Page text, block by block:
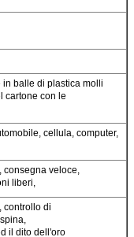
in balle di plastica molli
cartone con le
cellula, computer,
consegna veloce,
liberi,
controllo di
il dito dell'oro